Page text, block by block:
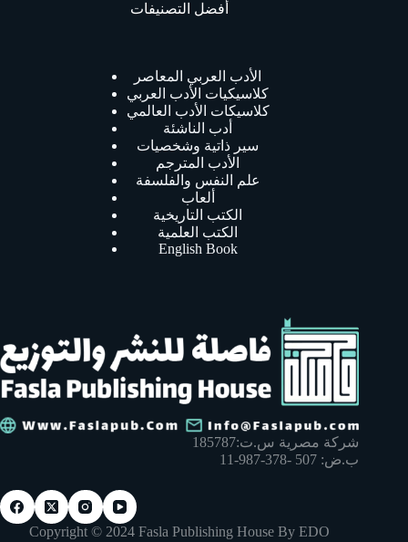
أفضل التصنيفات
الأدب العربي المعاصر
كلاسيكيات الأدب العربي
كلاسيكات الأدب العالمي
أدب الناشئة
سير ذاتية وشخصيات
الأدب المترجم
علم النفس والفلسفة
ألعاب
الكتب التاريخية
الكتب العلمية
English Book
شركة مصرية س.ت:185787
ب.ض: 507 -378-987-11
Copyright © 2024 Fasla Publishing House By EDO